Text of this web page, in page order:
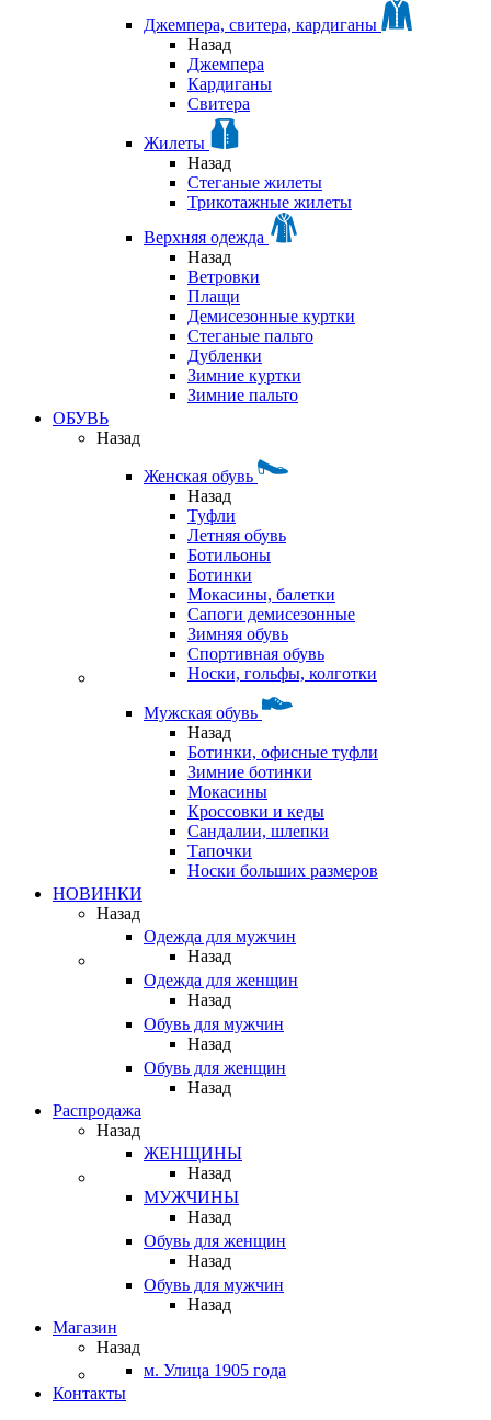
Джемпера, свитера, кардиганы
Назад
Джемпера
Кардиганы
Свитера
Жилеты
Назад
Стеганые жилеты
Трикотажные жилеты
Верхняя одежда
Назад
Ветровки
Плащи
Демисезонные куртки
Стеганые пальто
Дубленки
Зимние куртки
Зимние пальто
ОБУВЬ
Назад
Женская обувь
Назад
Туфли
Летняя обувь
Ботильоны
Ботинки
Мокасины, балетки
Сапоги демисезонные
Зимняя обувь
Спортивная обувь
Носки, гольфы, колготки
Мужская обувь
Назад
Ботинки, офисные туфли
Зимние ботинки
Мокасины
Кроссовки и кеды
Сандалии, шлепки
Тапочки
Носки больших размеров
НОВИНКИ
Назад
Одежда для мужчин
Назад
Одежда для женщин
Назад
Обувь для мужчин
Назад
Обувь для женщин
Назад
Распродажа
Назад
ЖЕНЩИНЫ
Назад
МУЖЧИНЫ
Назад
Обувь для женщин
Назад
Обувь для мужчин
Назад
Магазин
Назад
м. Улица 1905 года
Контакты